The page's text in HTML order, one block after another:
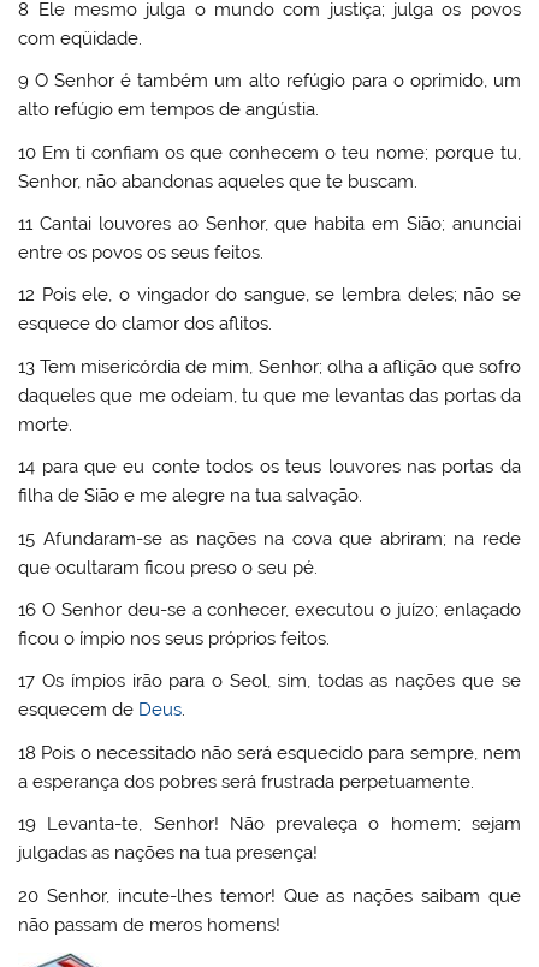
8 Ele mesmo julga o mundo com justiça; julga os povos
com eqüidade.
9 O Senhor é também um alto refúgio para o oprimido, um
alto refúgio em tempos de angústia.
10 Em ti confiam os que conhecem o teu nome; porque tu,
Senhor, não abandonas aqueles que te buscam.
11 Cantai louvores ao Senhor, que habita em Sião; anunciai
entre os povos os seus feitos.
12 Pois ele, o vingador do sangue, se lembra deles; não se
esquece do clamor dos aflitos.
13 Tem misericórdia de mim, Senhor; olha a aflição que sofro
daqueles que me odeiam, tu que me levantas das portas da
morte.
14 para que eu conte todos os teus louvores nas portas da
filha de Sião e me alegre na tua salvação.
15 Afundaram-se as nações na cova que abriram; na rede
que ocultaram ficou preso o seu pé.
16 O Senhor deu-se a conhecer, executou o juízo; enlaçado
ficou o ímpio nos seus próprios feitos.
17 Os ímpios irão para o Seol, sim, todas as nações que se
esquecem de Deus.
18 Pois o necessitado não será esquecido para sempre, nem
a esperança dos pobres será frustrada perpetuamente.
19 Levanta-te, Senhor! Não prevaleça o homem; sejam
julgadas as nações na tua presença!
20 Senhor, incute-lhes temor! Que as nações saibam que
não passam de meros homens!